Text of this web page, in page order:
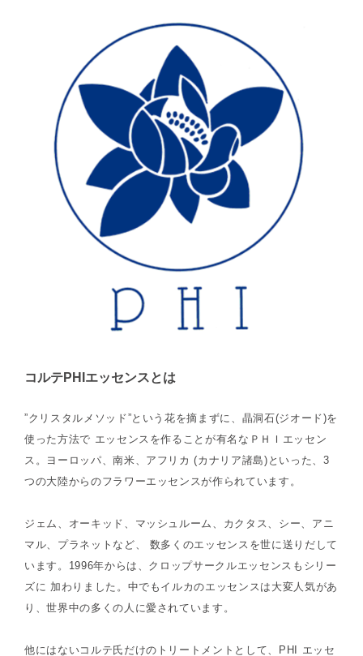
コルテPHIエッセンスとは
”クリスタルメソッド”という花を摘まずに、晶洞石(ジオード)を
使った方法で エッセンスを作ることが有名なＰＨＩエッセン
ス。ヨーロッパ、南米、アフリカ (カナリア諸島)といった、3
つの大陸からのフラワーエッセンスが作られています。
ジェム、オーキッド、マッシュルーム、カクタス、シー、アニ
マル、プラネットなど、 数多くのエッセンスを世に送りだして
います。1996年からは、クロップサークルエッセンスもシリー
ズに 加わりました。中でもイルカのエッセンスは大変人気があ
り、世界中の多くの人に愛されています。
他にはないコルテ氏だけのトリートメントとして、PHI エッセ